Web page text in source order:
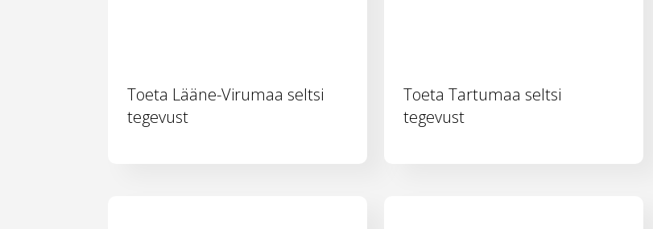
Toeta Lääne-Virumaa seltsi
tegevust
Toeta Tartumaa seltsi
tegevust